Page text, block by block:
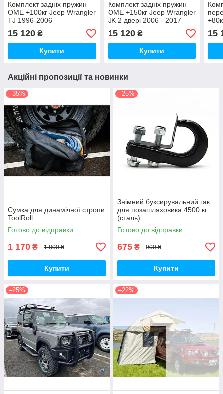
Комплект задніх пружин
OME +100кг Jeep Wrangler
TJ 1996-2006
15 120 ₴
Купити
Комплект задніх пружин
OME +150кг Jeep Wrangler
JK 2 двері 2006 - 2017
15 120₴
Купити
15
Акційні пропозиції та новинки
–35%
Сумка для динамічної стропи
ToolRoll
Готово до відправки
1 170 ₴ 1 800 ₴
Купити
–25%
Знімний буксирувальний гак
для позашляховика 4500 кг
(сталь)
Готово до відправки
675 ₴ 900 ₴
Купити
–25% –22%